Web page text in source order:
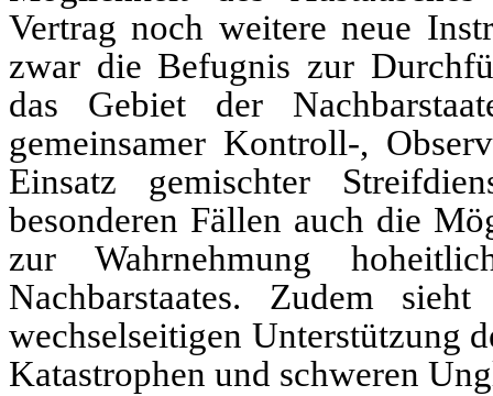
Vertrag noch weitere neue
zwar die Befugnis zur
das Gebiet der
gemeinsamer Kontroll-,
Einsatz gemischter
besonderen Fällen auch die
zur Wahrnehmung
Nachbarstaates. Zudem
wechselseitigen Unterstützung
Katastrophen und schweren